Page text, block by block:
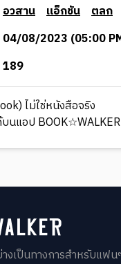
อวสาน แอ็กชัน ตลก
04/08/2023 (05:00
189
ไม่ใช่หนังสือจริง
นแอป
งเป็นทางการสำหรับแฟน